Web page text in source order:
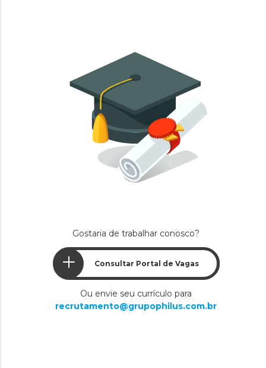
Gostaria de trabalhar conosco?
Consultar Portal de Vagas
Ou envie seu currículo para
recrutamento@grupophilus.com.br